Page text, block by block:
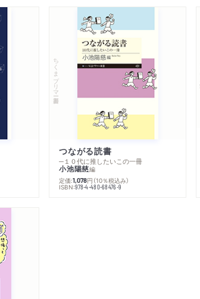
ちくまプリマー新書
つながる読書
─１０代に推したいこの一冊
小池陽慈編
定価:1,078円 （10％税込み）
ISBN:978-4-480-68476-9